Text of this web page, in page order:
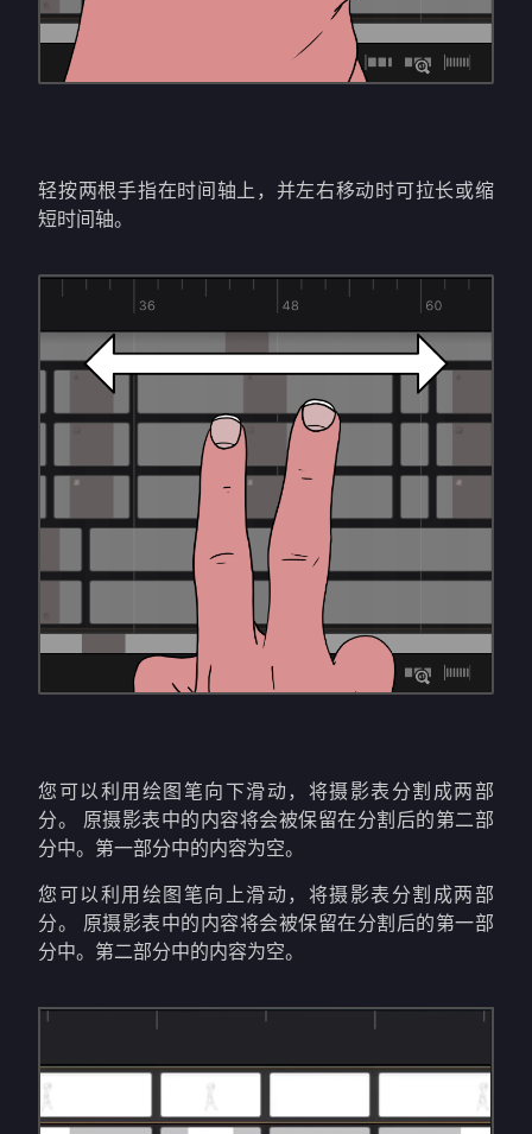
轻按两根手指在时间轴上，并左右移动时可拉长或缩
短时间轴。
您可以利用绘图笔向下滑动，将摄影表分割成两部
分。 原摄影表中的内容将会被保留在分割后的第二部
分中。第一部分中的内容为空。
您可以利用绘图笔向上滑动，将摄影表分割成两部
分。 原摄影表中的内容将会被保留在分割后的第一部
分中。第二部分中的内容为空。